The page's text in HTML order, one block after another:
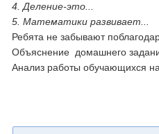
4. Деление-это...
5. Математики развивает...
Ребята не забывают
Объяснение домашнего
Анализ работы обучающихся